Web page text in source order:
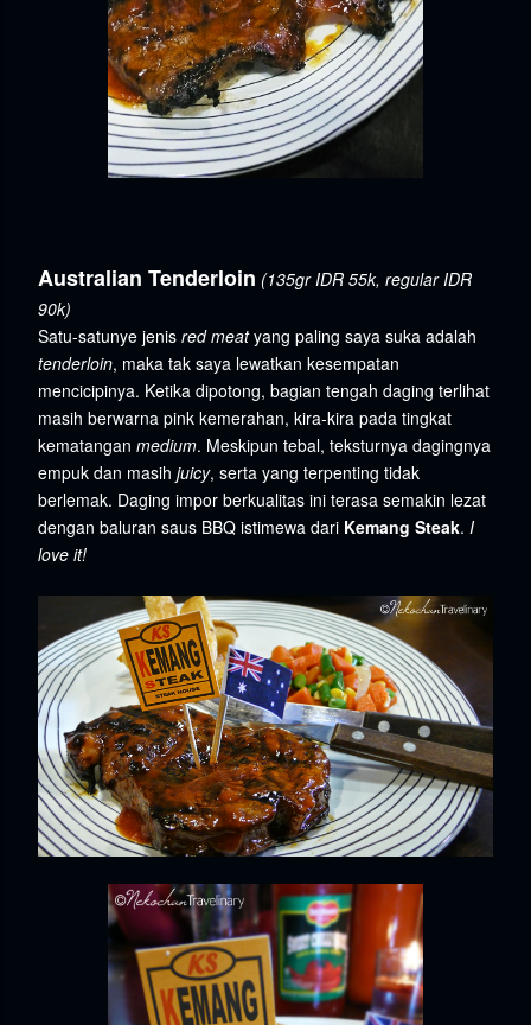
Australian Tenderloin (135gr IDR 55k, regular IDR
90k)
Satu-satunye jenis red meatyang paling saya suka adalah
tenderloin, maka tak saya lewatkan kesempatan
mencicipinya. Ketika dipotong, bagian tengah daging terlihat
masih berwarna pink kemerahan, kira-kira pada tingkat
kematangan medium. Meskipun tebal, teksturnya dagingnya
empuk dan masih juicy, serta yang terpenting tidak
berlemak. Daging impor berkualitas ini terasa semakin lezat
dengan baluran saus BBQ istimewa dari Kemang Steak. I
love it!